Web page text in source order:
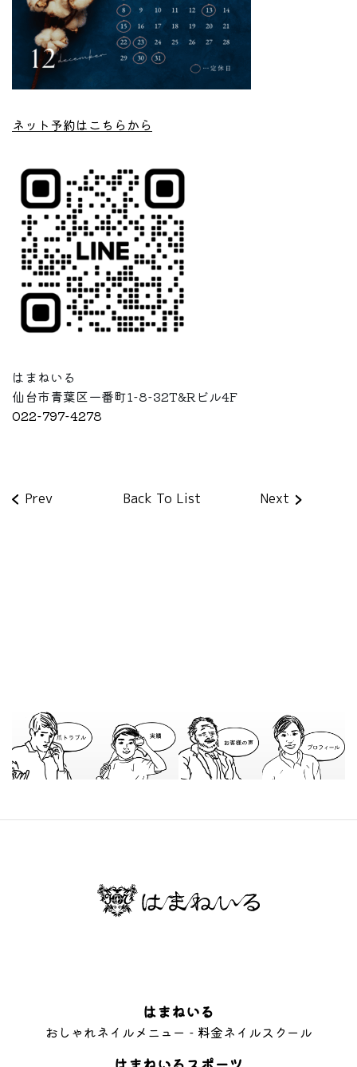
ネット予約はこちらから
はまねいる
仙台市青葉区一番町1-8-32T&Rビル4F
022-797-4278
Prev Back To List Next
はまねいる
おしゃれネイルメニュー - 料金ネイルスクール